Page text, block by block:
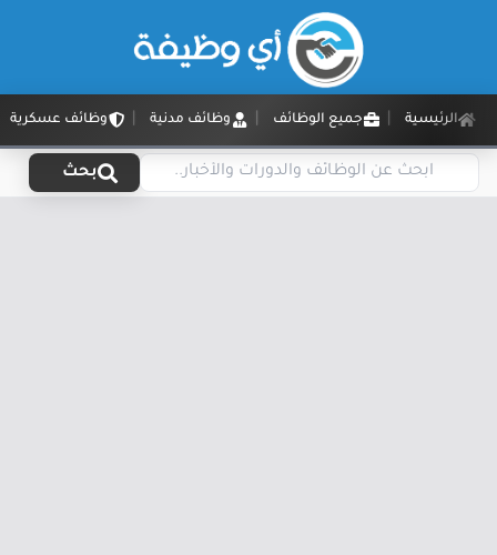
الرئيسية جميع الوظائف وظائف مدنية وظائف عسكرية
بحث